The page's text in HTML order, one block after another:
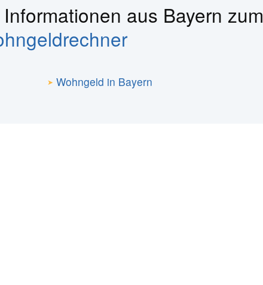
aus Bayern zum
Wohngeld in Bayern